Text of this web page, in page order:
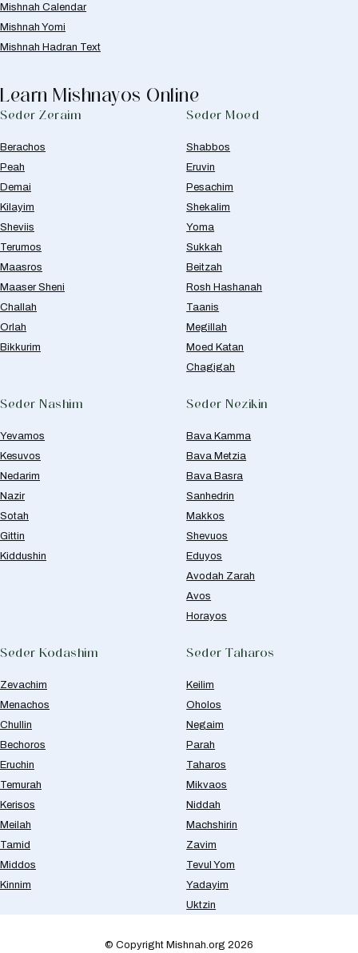
Mishnah Calendar
Mishnah Yomi
Mishnah Hadran Text
Learn Mishnayos Online
Seder Zeraim
Berachos
Peah
Demai
Kilayim
Sheviis
Terumos
Maasros
Maaser Sheni
Challah
Orlah
Bikkurim
Seder Moed
Shabbos
Eruvin
Pesachim
Shekalim
Yoma
Sukkah
Beitzah
Rosh Hashanah
Taanis
Megillah
Moed Katan
Chagigah
Seder Nashim
Yevamos
Kesuvos
Nedarim
Nazir
Sotah
Gittin
Kiddushin
Seder Nezikin
Bava Kamma
Bava Metzia
Bava Basra
Sanhedrin
Makkos
Shevuos
Eduyos
Avodah Zarah
Avos
Horayos
Seder Kodashim
Zevachim
Menachos
Chullin
Bechoros
Eruchin
Temurah
Kerisos
Meilah
Tamid
Middos
Kinnim
Seder Taharos
Keilim
Oholos
Negaim
Parah
Taharos
Mikvaos
Niddah
Machshirin
Zavim
Tevul Yom
Yadayim
Uktzin
© Copyright Mishnah.org 2026